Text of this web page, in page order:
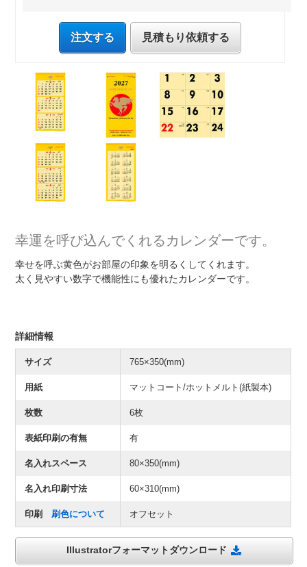
注文する 見積もり依頼する
幸運を呼び込んでくれるカレンダーです。
幸せを呼ぶ黄色がお部屋の印象を明るくしてくれます。
太く見やすい数字で機能性にも優れたカレンダーです。
詳細情報
サイズ 765×350(mm)
用紙 マットコート/ホットメルト(紙製本)
枚数 6枚
表紙印刷の有無 有
名入れスペース 80×350(mm)
名入れ印刷寸法 60×310(mm)
印刷 刷色について オフセット
Illustratorフォーマットダウンロード